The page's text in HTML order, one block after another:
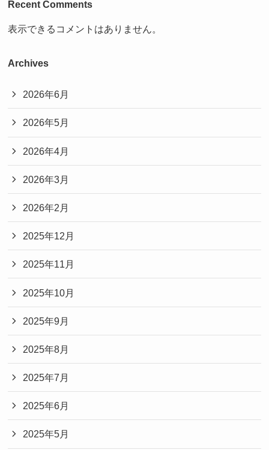
Recent Comments
表示できるコメントはありません。
Archives
2026年6月
2026年5月
2026年4月
2026年3月
2026年2月
2025年12月
2025年11月
2025年10月
2025年9月
2025年8月
2025年7月
2025年6月
2025年5月